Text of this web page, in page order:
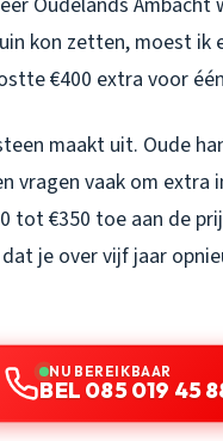
kon zetten, moest ik
€400 extra voor
maakt uit. Oude
vragen vaak om extra
tot €350 toe aan de
je over vijf jaar
NU BEREIKBAAR
BEL 085 019 45